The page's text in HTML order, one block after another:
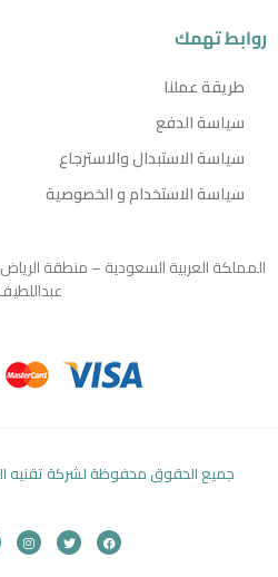
روابط تهمك
طريقة عملنا
سياسة الدفع
سياسة الاستبدال والاسترجاع
سياسة الاستخدام و الخصوصية
المملكة العربية السعودية – منطقة
جميع الحقوق محفوظة لشركة تقنيه